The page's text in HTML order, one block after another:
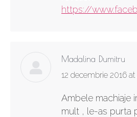
https://
Madalina Dumitru
says:
12 decembrie 2016 at
Ambele machiaje
mult , le-as purta